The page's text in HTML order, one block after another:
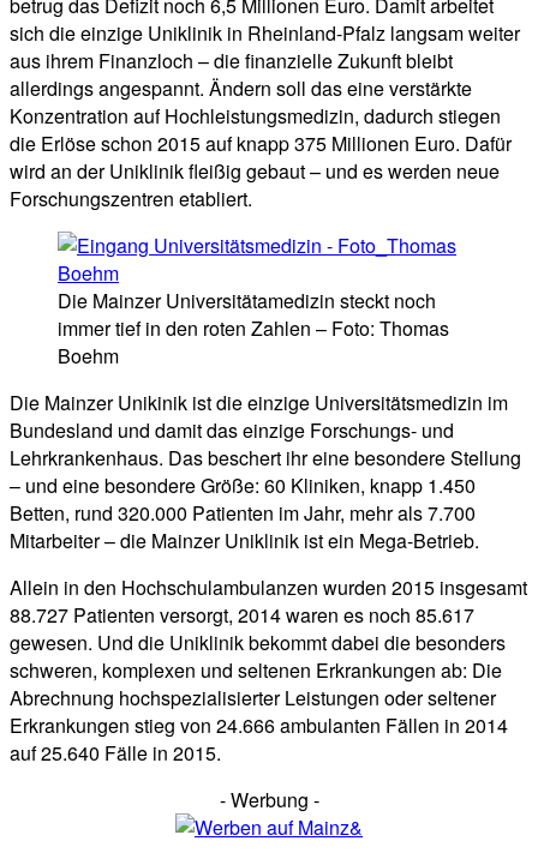
betrug das Defizit noch 6,5 Millionen Euro. Damit arbeitet
sich die einzige Uniklinik in Rheinland-Pfalz langsam weiter
aus ihrem Finanzloch – die finanzielle Zukunft bleibt
allerdings angespannt. Ändern soll das eine verstärkte
Konzentration auf Hochleistungsmedizin, dadurch stiegen
die Erlöse schon 2015 auf knapp 375 Millionen Euro. Dafür
wird an der Uniklinik fleißig gebaut – und es werden neue
Forschungszentren etabliert.
Die Mainzer Universitätamedizin steckt noch
immer tief in den roten Zahlen – Foto: Thomas
Boehm
Die Mainzer Unikinik ist die einzige Universitätsmedizin im
Bundesland und damit das einzige Forschungs- und
Lehrkrankenhaus. Das beschert ihr eine besondere Stellung
– und eine besondere Größe: 60 Kliniken, knapp 1.450
Betten, rund 320.000 Patienten im Jahr, mehr als 7.700
Mitarbeiter – die Mainzer Uniklinik ist ein Mega-Betrieb.
Allein in den Hochschulambulanzen wurden 2015 insgesamt
88.727 Patienten versorgt, 2014 waren es noch 85.617
gewesen. Und die Uniklinik bekommt dabei die besonders
schweren, komplexen und seltenen Erkrankungen ab: Die
Abrechnung hochspezialisierter Leistungen oder seltener
Erkrankungen stieg von 24.666 ambulanten Fällen in 2014
auf 25.640 Fälle in 2015.
- Werbung -